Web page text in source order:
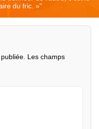
du fric. »"
Les champs